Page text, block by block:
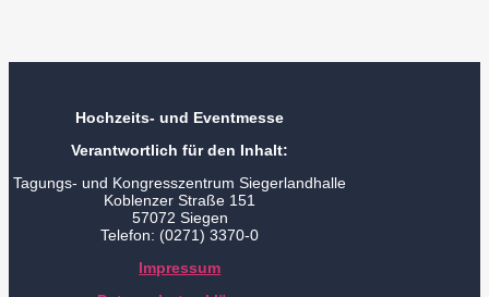
Hochzeits- und Eventmesse
Verantwortlich für den Inhalt:
Tagungs- und Kongresszentrum Siegerlandhalle
Koblenzer Straße 151
57072 Siegen
Telefon: (0271) 3370-0
Impressum